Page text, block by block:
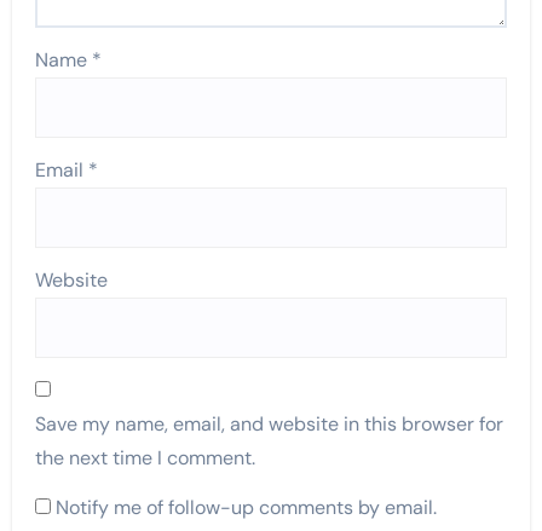
Name *
Email *
Website
Save my name, email, and website in this browser for
the next time I comment.
Notify me of follow-up comments by email.